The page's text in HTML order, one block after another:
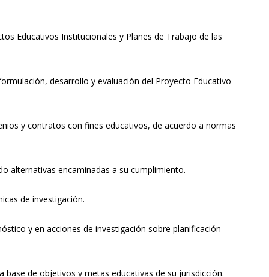
Educativos Institucionales y Planes de Trabajo de las
desarrollo y evaluación del Proyecto Educativo
y contratos con fines educativos, de acuerdo a normas
alternativas encaminadas a su cumplimiento.
de investigación.
y en acciones de investigación sobre planificación
de objetivos y metas educativas de su jurisdicción.